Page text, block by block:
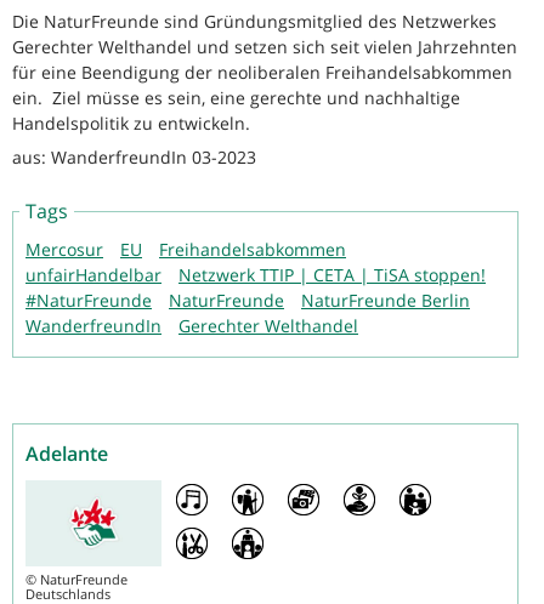
Die NaturFreunde sind Gründungsmitglied des Netzwerkes
Gerechter Welthandel und setzen sich seit vielen Jahrzehnten
für eine Beendigung der neoliberalen Freihandelsabkommen
ein. Ziel müsse es sein, eine gerechte und nachhaltige
Handelspolitik zu entwickeln.
aus: WanderfreundIn 03-2023
Tags
Mercosur EU
Freihandelsabkommen
unfairHandelbar
Netzwerk TTIP | CETA | TiSA stoppen!
#NaturFreunde
NaturFreunde
NaturFreunde Berlin
WanderfreundIn
Gerechter Welthandel
Adelante
© NaturFreunde
Deutschlands